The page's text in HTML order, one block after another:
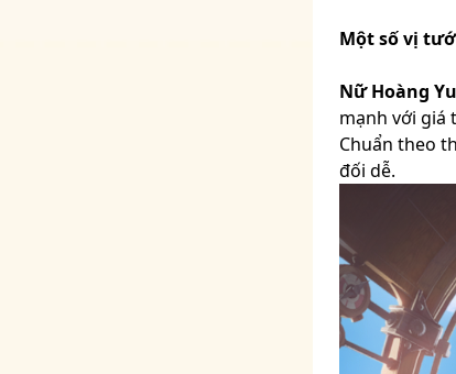
Một số vị
Nữ Hoàng
mạnh với giá
Chuẩn theo
đối dễ.